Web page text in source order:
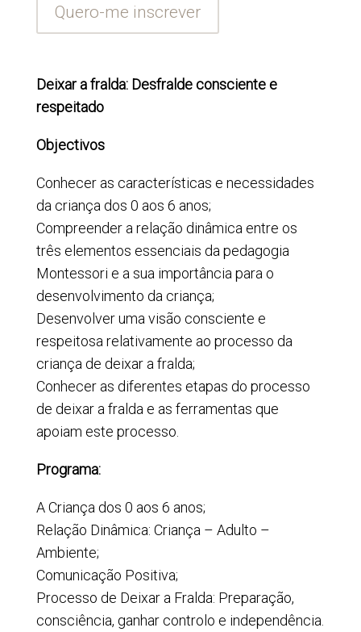
Quero-me inscrever
Deixar a fralda: Desfralde consciente e
respeitado
Objectivos
Conhecer as características e necessidades
da criança dos 0 aos 6 anos;
Compreender a relação dinâmica entre os
três elementos essenciais da pedagogia
Montessori e a sua importância para o
desenvolvimento da criança;
Desenvolver uma visão consciente e
respeitosa relativamente ao processo da
criança de deixar a fralda;
Conhecer as diferentes etapas do processo
de deixar a fralda e as ferramentas que
apoiam este processo.
Programa:
A Criança dos 0 aos 6 anos;
Relação Dinâmica: Criança – Adulto –
Ambiente;
Comunicação Positiva;
Processo de Deixar a Fralda: Preparação,
consciência, ganhar controlo e independência